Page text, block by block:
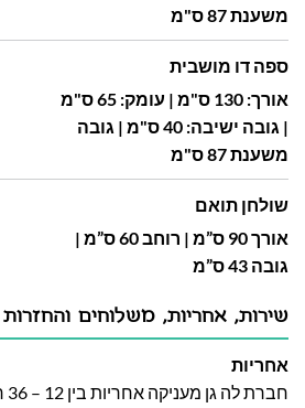
משענת 87 ס"מ
ספה דו מושבית
אורך: 130 ס"מ | עומק: 65 ס"מ
| גובה ישיבה: 40 ס"מ | גובה
משענת 87 ס"מ
שולחן תואם
אורך 90 ס”מ | רוחב 60 ס”מ |
גובה 43 ס”מ
שירות, אחריות, משלוחים והחזרות
אחריות